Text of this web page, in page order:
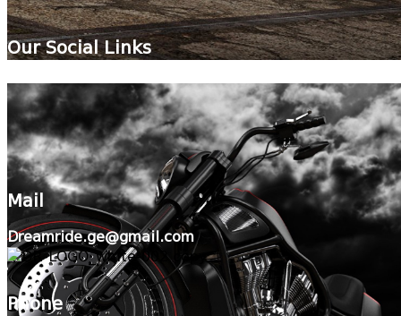
Our Social Links
Mail
Dreamride.ge@gmail.com
Phone